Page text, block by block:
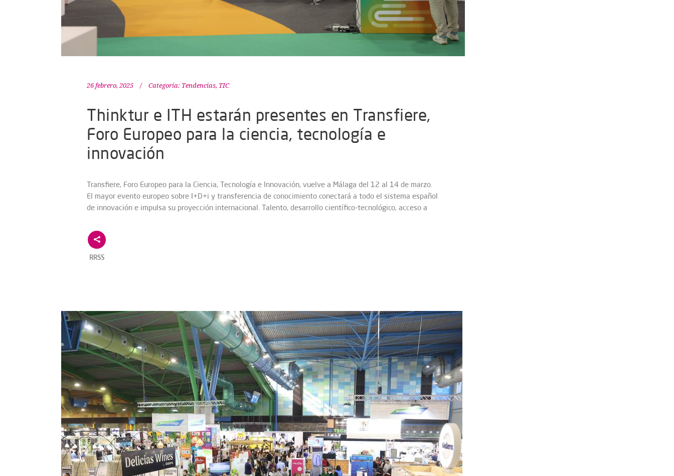
26 febrero, 2025 Categoría: Tendencias, TIC
Thinktur e ITH estarán presentes en Transfiere,
Foro Europeo para la ciencia, tecnología e
innovación
Transfiere, Foro Europeo para la Ciencia, Tecnología e Innovación, vuelve a Málaga del 12 al 14 de marzo.
El mayor evento europeo sobre I+D+i y transferencia de conocimiento conectará a todo el sistema español
de innovación e impulsa su proyección internacional. Talento, desarrollo científico-tecnológico, acceso a
RRSS